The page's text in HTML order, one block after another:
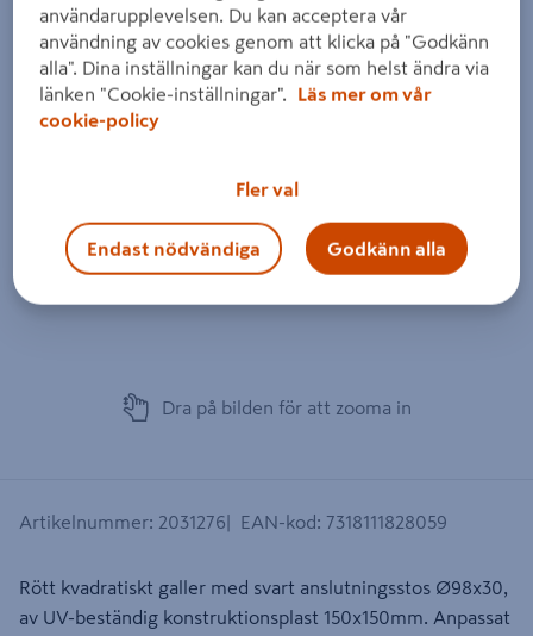
Dra på bilden för att zooma in
Artikelnummer: 2031276 EAN-kod: 7318111828059
Rött kvadratiskt galler med svart anslutningsstos Ø98x30,
av UV-beständig konstruktionsplast 150x150mm. Anpassat
användarupplevelsen. Du kan acceptera vår
användning av cookies genom att klicka på "Godkänn
alla". Dina inställningar kan du när som helst ändra via
länken "Cookie-inställningar".
Läs mer om vår
cookie-policy
Fler val
Endast nödvändiga Godkänn alla